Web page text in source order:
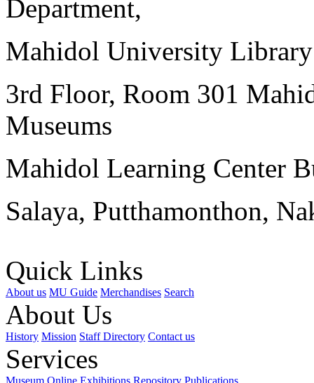
Department,
Mahidol University
3rd Floor, Room 301
Museums
Mahidol Learning Center
Salaya, Putthamonthon,
Quick Links
About us MU Guide Merchandises Search
About Us
History Mission Staff Directory Contact us
Services
Museum Online Exhibitions Repository Publications